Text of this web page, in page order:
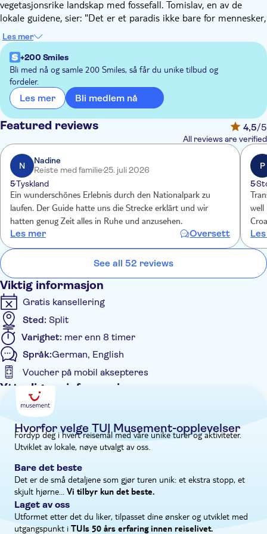
vegetasjonsrike landskap med fossefall. Tomislav, en av de
lokale guidene, sier: "Det er et paradis ikke bare for mennesker,
men også for de 860 planteartene og 240 fugle- og fiskearter
som lever i Krka nasjonalpark."
Krka nasjonalpark er et vernet område med tordnende
fossefall, innsjøer og turstier langs elvebredden. Etter en kort
introduksjon har du dagen til å spasere langs trebroene ved
vannkanten og beundre naturen. Men parkens kronjuvel er
Skradinski Buk – et enormt naturlig basseng med 17 fosser
som strømmer gjennom trærne. Tomislav legger til: "De
eventyrlige trinnene i Skradinski Buk ble dannet av lag med
travertin som har bygget seg opp fra mineralkildene som
forsyner det."
Vi stopper på en lokal restaurant og nyter et måltid mens vi
beundrer den vakre utsikten. Deretter har du hele
ettermiddagen til å utforske parken på egen hånd. Du kan se
på dyrelivet langs stiene, der nattergaler, hegrer, falker og ugler
er faste gjester. I tillegg er vannet så klart at det er lett å se fisk
i Krkaelven. Bare ved å spasere langs parkens gangveier får du
en helt ny forståelse for naturens kraft og kunstneriske evner.
Les mer
+200 Smiles
Bli med nå og samle 200 Smiles, så får du unike tilbud og
fordeler.
Les mer Bli medlem nå
Featured reviews 4,5/5
All reviews are verified
N
Nadine
Reiste med familie25. juli 2026
5Tyskland
Ein wunderschönes Erlebnis durch den Nationalpark zu
laufen. Der Guide hatte uns die Strecke erklärt und wir
hatten genug Zeit alles in Ruhe und anzusehen.
Les mer Oversett
P
5
well
See all 52 reviews
Viktig informasjon
Gratis kansellering
Sted: Split
Varighet: mer enn 8 timer
Språk:German, English
Voucher på mobil aksepteres
Ytterligere informasjon
Inngangsbilletter inkludert
Guidet rundtur
Øyeblikkelig bekreftelse
Hotel pick up
Hvorfor velge TUI Musement-opplevelser
Fordyp deg i hvert reisemål med våre unike turer og aktiviteter.
Utviklet av lokale, nøye utvalgt av oss.
Bare det beste
Det er de små detaljene som gjør turen unik: et ekstra stopp, et
skjult hjørne... Vi tilbyr kun det beste.
Laget av oss
Utformet etter det du liker, tilpasset dine ønsker og utviklet med
utgangspunkt i TUIs 50 års erfaring innen reiselivet.